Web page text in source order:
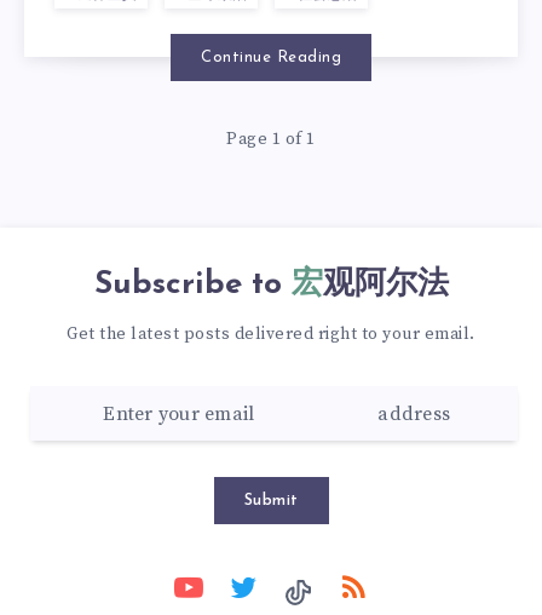
Continue Reading
Page 1 of 1
Subscribe to 宏观阿尔法
Get the latest posts delivered right to your email.
Submit